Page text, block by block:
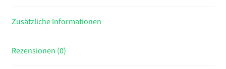
Zusätzliche Informationen
Rezensionen (0)